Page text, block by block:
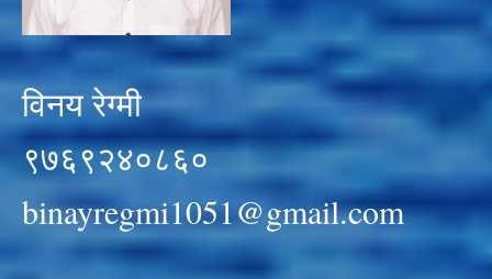
विनय रेग्मी
९७६९२४०८६०
binayregmi1051@gmail.com